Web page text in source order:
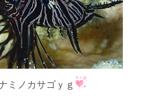
ミノカサゴｙｇ